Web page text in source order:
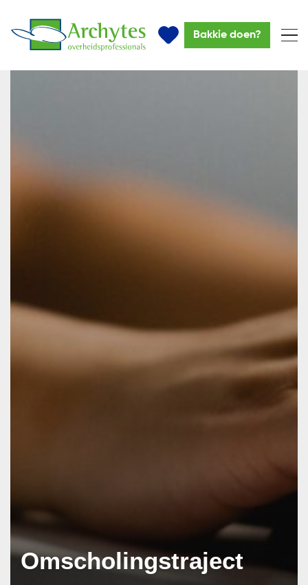
Bakkie doen?
Omscholingstraject